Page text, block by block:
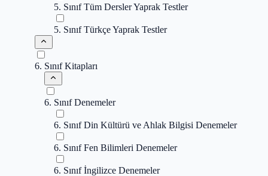
5. Sınıf Tüm Dersler Yaprak Testler
5. Sınıf Türkçe Yaprak Testler
6. Sınıf Kitapları
6. Sınıf Denemeler
6. Sınıf Din Kültürü ve Ahlak Bilgisi Denemeler
6. Sınıf Fen Bilimleri Denemeler
6. Sınıf İngilizce Denemeler